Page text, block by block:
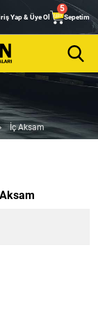
Yap & Üye Ol Sepetim
İç Aksam